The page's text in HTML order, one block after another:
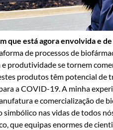
que está agora envolvida e
de processos de
produtividade se tornem
produtos têm potencial de
a COVID-19. A minha
e comercialização de
nas vidas de todos
que equipas enormes de